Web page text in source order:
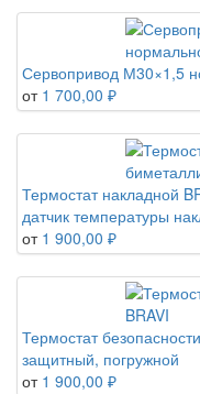
Сервопривод М30×1,5
от 1 700,00 ₽
Термостат накладной
датчик температуры
от 1 900,00 ₽
Термостат
защитный, погружной
от 1 900,00 ₽